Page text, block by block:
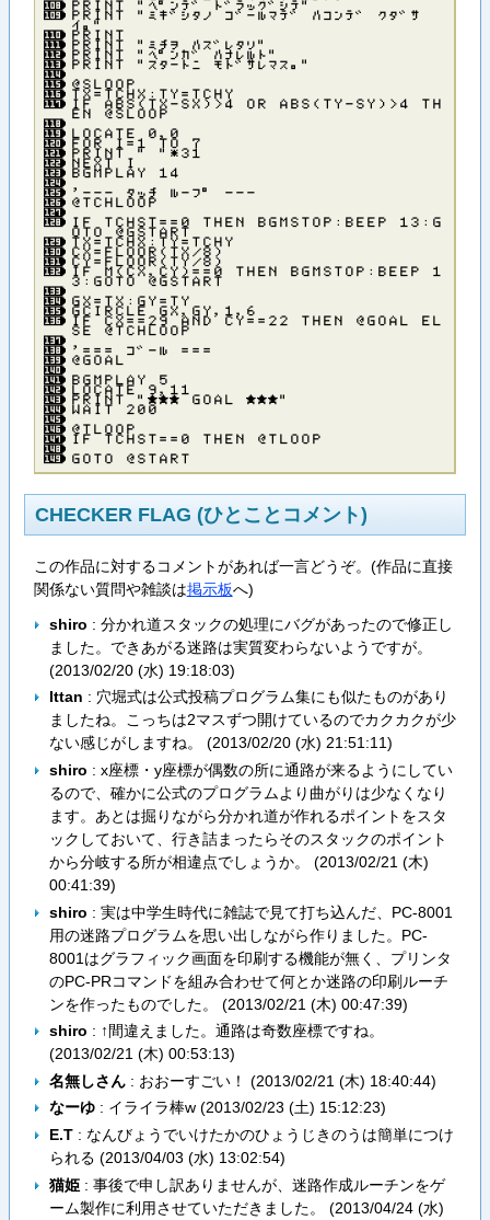
ＰＲＩＮＴ ”ヘ゜ンテ゛ ト゛ラック゛シテ”
ＰＲＩＮＴ ”ミキ゛シタノ コ゛－ルマテ゛ ハコンテ゛ クタ゛サ
イ。”
ＰＲＩＮＴ
ＰＲＩＮＴ ”ミチヲ ハス゛レタリ”
ＰＲＩＮＴ ”ヘ゜ンカ゛ ハナレルト”
ＰＲＩＮＴ ”スタ－トニ モト゛サレマス。”
＠ＳＬＯＯＰ
ＴＸ＝ＴＣＨＸ：ＴＹ＝ＴＣＨＹ
ＩＦ ＡＢＳ（ＴＸ－ＳＸ）＞４ ＯＲ ＡＢＳ（ＴＹ－ＳＹ）＞４ ＴＨ
ＥＮ ＠ＳＬＯＯＰ
ＬＯＣＡＴＥ ０，０
ＦＯＲ Ｉ＝１ ＴＯ ７
ＰＲＩＮＴ ” ”＊３１
ＮＥＸＴ Ｉ
ＢＧＭＰＬＡＹ １４
’－－－ タッチ ル－フ゜ －－－
＠ＴＣＨＬＯＯＰ
ＩＦ ＴＣＨＳＴ＝＝０ ＴＨＥＮ ＢＧＭＳＴＯＰ：ＢＥＥＰ １３：Ｇ
ＯＴＯ ＠ＧＳＴＡＲＴ
ＴＸ＝ＴＣＨＸ：ＴＹ＝ＴＣＨＹ
ＣＸ＝ＦＬＯＯＲ（ＴＸ／８）
ＣＹ＝ＦＬＯＯＲ（ＴＹ／８）
ＩＦ Ｍ（ＣＸ，ＣＹ）＝＝０ ＴＨＥＮ ＢＧＭＳＴＯＰ：ＢＥＥＰ １
３：ＧＯＴＯ ＠ＧＳＴＡＲＴ
ＧＸ＝ＴＸ：ＧＹ＝ＴＹ
ＧＣＩＲＣＬＥ ＧＸ，ＧＹ，１，６
ＩＦ ＣＸ＝＝２９ ＡＮＤ ＣＹ＝＝２２ ＴＨＥＮ ＠ＧＯＡＬ ＥＬ
ＳＥ ＠ＴＣＨＬＯＯＰ
’＝＝＝ コ゛－ル ＝＝＝
＠ＧＯＡＬ
ＢＧＭＰＬＡＹ ５
ＬＯＣＡＴＥ ９，１１
ＰＲＩＮＴ ”★★★ ＧＯＡＬ ★★★”
ＷＡＩＴ ２００
＠ＴＬＯＯＰ
ＩＦ ＴＣＨＳＴ＝＝０ ＴＨＥＮ ＠ＴＬＯＯＰ
ＧＯＴＯ ＠ＳＴＡＲＴ
CHECKER FLAG (ひとことコメント)
この作品に対するコメントがあれば一言どうぞ。(作品に直接
関係ない質問や雑談は掲示板へ)
shiro : 分かれ道スタックの処理にバグがあったので修正し
ました。できあがる迷路は実質変わらないようですが。
(2013/02/20 (水) 19:18:03)
Ittan : 穴堀式は公式投稿プログラム集にも似たものがあり
ましたね。こっちは2マスずつ開けているのでカクカクが少
ない感じがしますね。 (2013/02/20 (水) 21:51:11)
shiro : x座標・y座標が偶数の所に通路が来るようにしてい
るので、確かに公式のプログラムより曲がりは少なくなり
ます。あとは掘りながら分かれ道が作れるポイントをスタ
ックしておいて、行き詰まったらそのスタックのポイント
から分岐する所が相違点でしょうか。 (2013/02/21 (木)
00:41:39)
shiro : 実は中学生時代に雑誌で見て打ち込んだ、PC-8001
用の迷路プログラムを思い出しながら作りました。PC-
8001はグラフィック画面を印刷する機能が無く、プリンタ
のPC-PRコマンドを組み合わせて何とか迷路の印刷ルーチ
ンを作ったものでした。 (2013/02/21 (木) 00:47:39)
shiro : ↑間違えました。通路は奇数座標ですね。
(2013/02/21 (木) 00:53:13)
名無しさん: おおーすごい！ (2013/02/21 (木) 18:40:44)
なーゆ: イライラ棒w (2013/02/23 (土) 15:12:23)
E.T: なんびょうでいけたかのひょうじきのうは簡単につけ
られる (2013/04/03 (水) 13:02:54)
猫姫: 事後で申し訳ありませんが、迷路作成ルーチンをゲ
ーム製作に利用させていただきました。 (2013/04/24 (水)